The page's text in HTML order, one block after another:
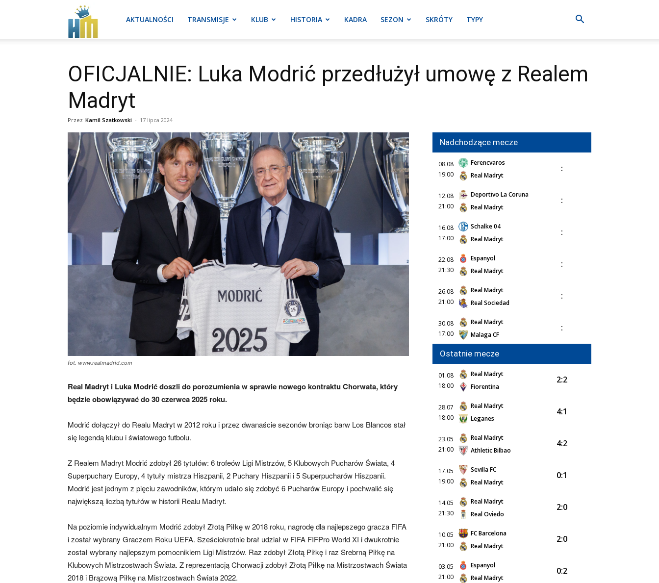
Real
aktualności
AKTUALNOŚCI TRANSMISJE KLUB HISTORIA KADRA SEZON SKRÓTY TYPY
OFICJALNIE: Luka Modrić przedłużył umowę z Realem
Madryt
Przez Kamil Szatkowski - 17 lipca 2024
fot. www.realmadrid.com
Real Madryt i Luka Modrić doszli do porozumienia w sprawie nowego kontraktu Chorwata, który
będzie obowiązywać do 30 czerwca 2025 roku.
Modrić dołączył do Realu Madryt w 2012 roku i przez dwanaście sezonów broniąc barw Los Blancos stał
się legendą klubu i światowego futbolu.
Z Realem Madryt Modrić zdobył 26 tytułów: 6 trofeów Ligi Mistrzów, 5 Klubowych Pucharów Świata, 4
Superpuchary Europy, 4 tytuły mistrza Hiszpanii, 2 Puchary Hiszpanii i 5 Superpucharów Hiszpanii.
Modrić jest jednym z pięciu zawodników, którym udało się zdobyć 6 Pucharów Europy i pochwalić się
największą liczbą tytułów w historii Realu Madryt.
Na poziomie indywidualnym Modrić zdobył Złotą Piłkę w 2018 roku, nagrodę dla najlepszego gracza FIFA
i został wybrany Graczem Roku UEFA. Sześciokrotnie brał udział w FIFA FIFPro World XI i dwukrotnie
został wybrany najlepszym pomocnikiem Ligi Mistrzów. Raz zdobył Złotą Piłkę i raz Srebrną Piłkę na
Klubowych Mistrzostwach Świata. Z reprezentacją Chorwacji zdobył Złotą Piłkę na Mistrzostwach Świata
2018 i Brązową Piłkę na Mistrzostwach Świata 2022.
Nadchodzące mecze
08.08
19:00
Ferencvaros
Real Madryt
:
12.08
21:00
Deportivo La Coruna
Real Madryt
:
16.08
17:00
Schalke 04
Real Madryt
:
22.08
21:30
Espanyol
Real Madryt
:
26.08
21:00
Real Madryt
Real Sociedad
:
30.08
17:00
Real Madryt
Malaga CF
:
Ostatnie mecze
01.08
18:00
Real Madryt
Fiorentina
2:2
28.07
18:00
Real Madryt
Leganes
4:1
23.05
21:00
Real Madryt
Athletic Bilbao
4:2
17.05
19:00
Sevilla FC
Real Madryt
0:1
14.05
21:30
Real Madryt
Real Oviedo
2:0
10.05
21:00
FC Barcelona
Real Madryt
2:0
03.05
21:00
Espanyol
Real Madryt
0:2